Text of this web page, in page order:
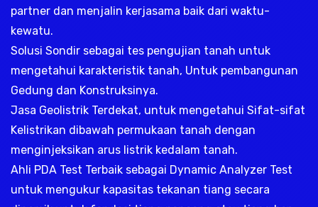
partner dan menjalin kerjasama baik dari waktu-
kewatu.
Solusi Sondir sebagai tes pengujian tanah untuk
mengetahui karakteristik tanah, Untuk pembangunan
Gedung dan Konstruksinya.
Jasa Geolistrik Terdekat, untuk mengetahui Sifat-sifat
Kelistrikan dibawah permukaan tanah dengan
menginjeksikan arus listrik kedalam tanah.
Ahli PDA Test Terbaik sebagai Dynamic Analyzer Test
untuk mengukur kapasitas tekanan tiang secara